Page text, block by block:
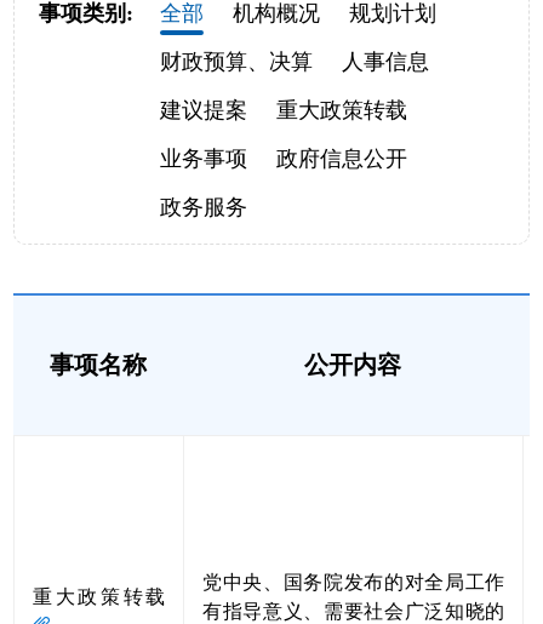
事项类别: 全部 机构概况
规划计划
财政预算、决算
人事信息
建议提案
重大政策转载
业务事项
政府信息公开
政务服务
事项名称 公开内容
重大政策转载
党中央、国务院发布的对全局工作
有指导意义、需要社会广泛知晓的